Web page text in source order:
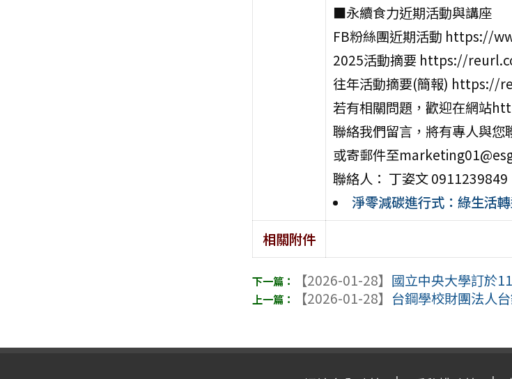
■永續食力近期活動與講座
FB粉絲團近期活動 https://
2025活動摘要 https://
往年活動摘要(簡報) https://
若有相關問題，歡迎在網站
聯絡我們留言，將有專人與您
或寄郵件至
聯絡人： 丁姿文 0911239849
淨零減碳進行式：綠生活
相關附件
【2026-01-28】 國立中央大學訂於
【2026-01-28】 台鋼學校財團法人